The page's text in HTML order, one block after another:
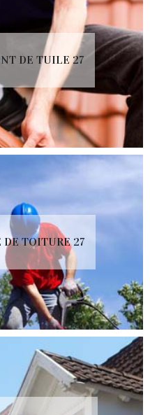
DE TUILE 27
DE TOITURE 27